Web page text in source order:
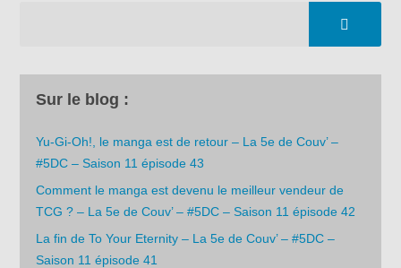
Sur le blog :
Yu-Gi-Oh!, le manga est de retour – La 5e de Couv’ –
#5DC – Saison 11 épisode 43
Comment le manga est devenu le meilleur vendeur de
TCG ? – La 5e de Couv’ – #5DC – Saison 11 épisode 42
La fin de To Your Eternity – La 5e de Couv’ – #5DC –
Saison 11 épisode 41